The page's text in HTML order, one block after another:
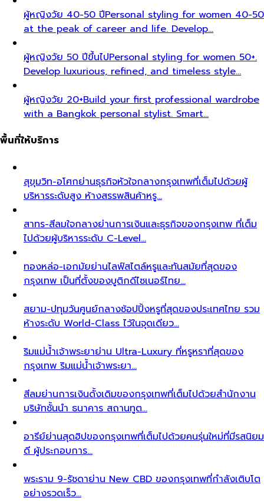
ผู้หญิงวัย 40-50 ปีPersonal styling for women 40-50
at the peak of career and life. Develop…
ผู้หญิงวัย 50 ปีขึ้นไปPersonal styling for women 50+.
Develop luxurious, refined, and timeless style…
ผู้หญิงวัย 20+Build your first professional wardrobe
with a Bangkok personal stylist. Smart…
พื้นที่ให้บริการ
สุขุมวิท-อโศกย่านธุรกิจหัวใจกลางกรุงเทพที่เต็มไปด้วยผู้
บริหารระดับสูง ห้างสรรพสินค้าหรู…
สาทร-สีลมใจกลางย่านการเงินและธุรกิจของกรุงเทพ ที่เต็ม
ไปด้วยผู้บริหารระดับ C-Level…
ทองหล่อ-เอกมัยย่านไลฟ์สไตล์หรูและทันสมัยที่สุดของ
กรุงเทพ เป็นที่ตั้งของบูติกดีไซเนอร์ไทย…
สยาม-ปทุมวันศูนย์กลางช้อปปิ้งหรูที่สุดของประเทศไทย รวม
ห้างระดับ World-Class ไว้ในจุดเดียว…
ริมแม่น้ำเจ้าพระยาย่าน Ultra-Luxury ที่หรูหราที่สุดของ
กรุงเทพ ริมแม่น้ำเจ้าพระยา…
สีลมย่านการเงินดั้งเดิมของกรุงเทพที่เต็มไปด้วยสำนักงาน
บริษัทชั้นนำ ธนาคาร สถานทูต…
อารีย์ย่านสุดฮิปของกรุงเทพที่เต็มไปด้วยคนรุ่นใหม่ที่มีรสนิยม
ดี ผู้ประกอบการ…
พระราม 9-รัชดาย่าน New CBD ของกรุงเทพที่กำลังเติบโต
อย่างรวดเร็ว…